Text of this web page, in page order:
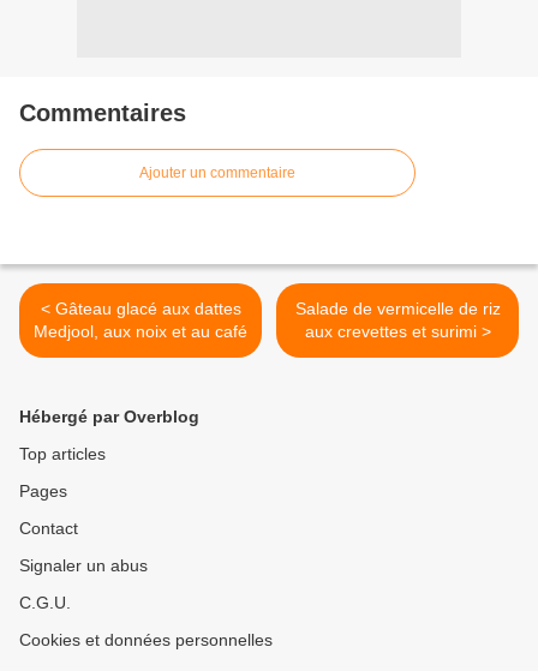
Commentaires
Ajouter un commentaire
< Gâteau glacé aux dattes
Medjool, aux noix et au café
Salade de vermicelle de riz
aux crevettes et surimi >
Hébergé par Overblog
Top articles
Pages
Contact
Signaler un abus
C.G.U.
Cookies et données personnelles